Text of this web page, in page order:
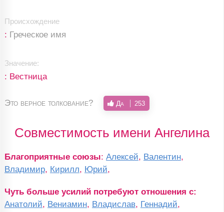
Происхождение
: Греческое имя
Значение:
: Вестница
Это верное толкование? Да 253
Совместимость имени Ангелина
Благоприятные союзы: Алексей, Валентин,
Владимир, Кирилл, Юрий,
Чуть больше усилий потребуют отношения с:
Анатолий, Вениамин, Владислав, Геннадий,